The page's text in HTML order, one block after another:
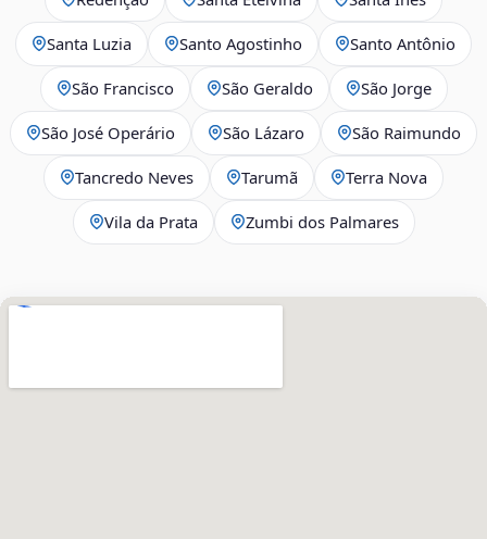
Santa Luzia Santo Agostinho Santo Antônio
São Francisco São Geraldo São Jorge
São José Operário São Lázaro São Raimundo
Tancredo Neves Tarumã Terra Nova
Vila da Prata Zumbi dos Palmares